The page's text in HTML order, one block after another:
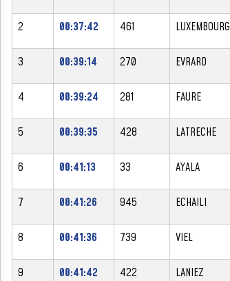
2 00:37:42 461 LUXEMBOURG
3 00:39:14 270 EVRARD
4 00:39:24 281 FAURE
5 00:39:35 428 LATRECHE
6 00:41:13 33 AYALA
7 00:41:26 945 ECHAILI
8 00:41:36 739 VIEL
9 00:41:42 422 LANIEZ